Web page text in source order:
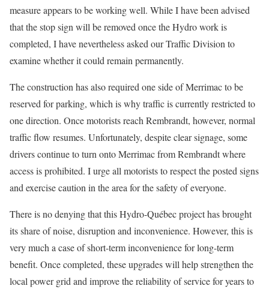
measure appears to be working well. While I have been advised
that the stop sign will be removed once the Hydro work is
completed, I have nevertheless asked our Traffic Division to
examine whether it could remain permanently.
The construction has also required one side of Merrimac to be
reserved for parking, which is why traffic is currently restricted to
one direction. Once motorists reach Rembrandt, however, normal
traffic flow resumes. Unfortunately, despite clear signage, some
drivers continue to turn onto Merrimac from Rembrandt where
access is prohibited. I urge all motorists to respect the posted signs
and exercise caution in the area for the safety of everyone.
There is no denying that this Hydro-Québec project has brought
its share of noise, disruption and inconvenience. However, this is
very much a case of short-term inconvenience for long-term
benefit. Once completed, these upgrades will help strengthen the
local power grid and improve the reliability of service for years to